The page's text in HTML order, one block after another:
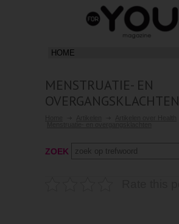
MENSTRUATIE- EN
OVERGANGSKLACHTEN
ZOEK